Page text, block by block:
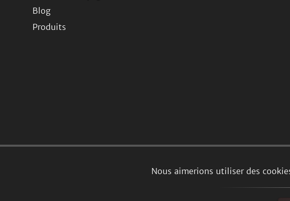
Nous aimerions utiliser des
Blog
Produits